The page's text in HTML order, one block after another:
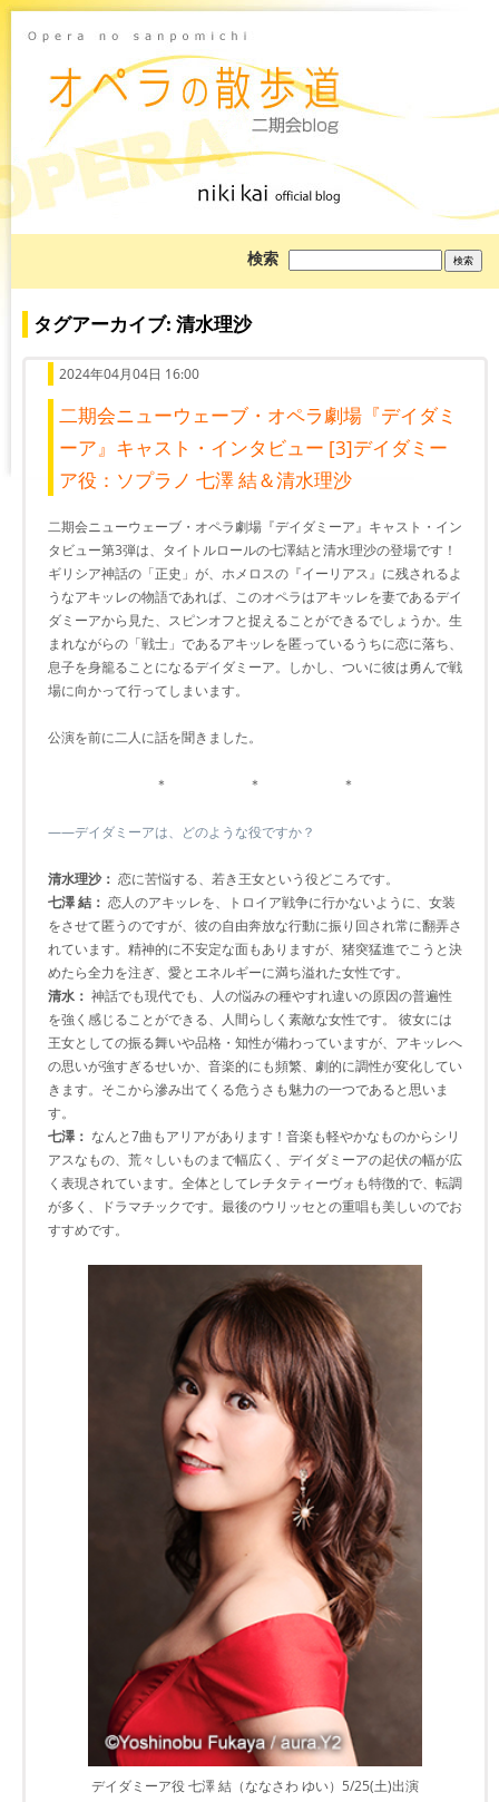
検索
を
タグアーカイブ: 清水理沙
2024年04月04日 16:00
二期会ニューウェーブ・オペラ劇場『デイダミ
ーア』キャスト・インタビュー [3]デイダミー
ア役：ソプラノ 七澤 結＆清水理沙
二期会ニューウェーブ・オペラ劇場『デイダミーア』キャスト・イン
タビュー第3弾は、タイトルロールの七澤結と清水理沙の登場です！
ギリシア神話の「正史」が、ホメロスの『イーリアス』に残されるよ
うなアキッレの物語であれば、このオペラはアキッレを妻であるデイ
ダミーアから見た、スピンオフと捉えることができるでしょうか。生
まれながらの「戦士」であるアキッレを匿っているうちに恋に落ち、
息子を身籠ることになるデイダミーア。しかし、ついに彼は勇んで戦
場に向かって行ってしまいます。
公演を前に二人に話を聞きました。
＊ ＊ ＊
――デイダミーアは、どのような役ですか？
清水理沙： 恋に苦悩する、若き王女という役どころです。
七澤 結： 恋人のアキッレを、トロイア戦争に行かないように、女装
をさせて匿うのですが、彼の自由奔放な行動に振り回され常に翻弄さ
れています。精神的に不安定な面もありますが、猪突猛進でこうと決
めたら全力を注ぎ、愛とエネルギーに満ち溢れた女性です。
清水： 神話でも現代でも、人の悩みの種やすれ違いの原因の普遍性
を強く感じることができる、人間らしく素敵な女性です。 彼女には
王女としての振る舞いや品格・知性が備わっていますが、アキッレへ
の思いが強すぎるせいか、音楽的にも頻繁、劇的に調性が変化してい
きます。そこから滲み出てくる危うさも魅力の一つであると思いま
す。
七澤： なんと7曲もアリアがあります！音楽も軽やかなものからシリ
アスなもの、荒々しいものまで幅広く、デイダミーアの起伏の幅が広
く表現されています。全体としてレチタティーヴォも特徴的で、転調
が多く、ドラマチックです。最後のウリッセとの重唱も美しいのでお
すすめです。
デイダミーア役 七澤 結（ななさわ ゆい）5/25(土)出演